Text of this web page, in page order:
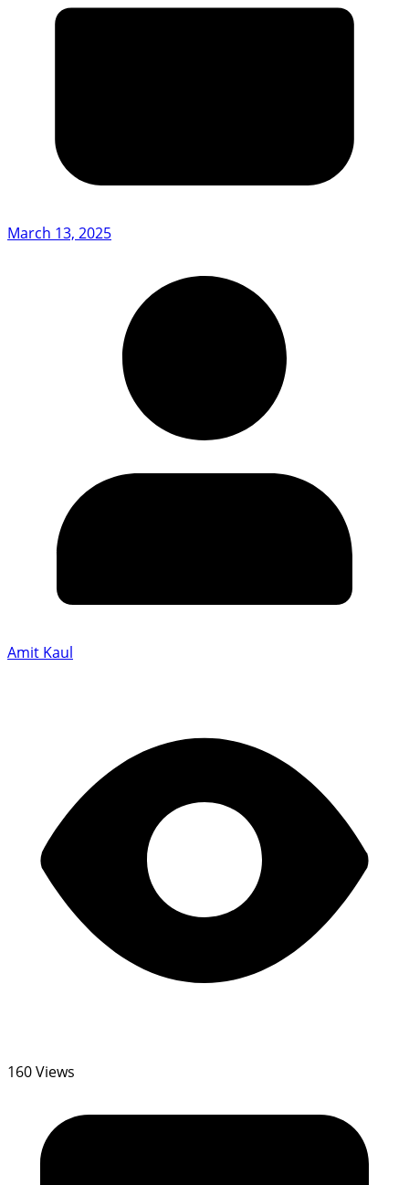
March 13, 2025
Amit Kaul
160 Views